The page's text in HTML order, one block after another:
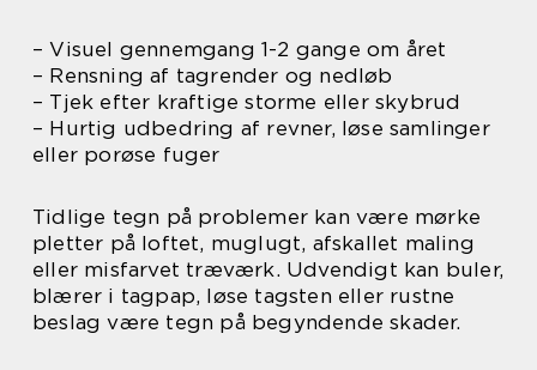
– Visuel gennemgang 1-2 gange om året
– Rensning af tagrender og nedløb
– Tjek efter kraftige storme eller skybrud
– Hurtig udbedring af revner, løse samlinger
eller porøse fuger
Tidlige tegn på problemer kan være mørke
pletter på loftet, muglugt, afskallet maling
eller misfarvet træværk. Udvendigt kan buler,
blærer i tagpap, løse tagsten eller rustne
beslag være tegn på begyndende skader.